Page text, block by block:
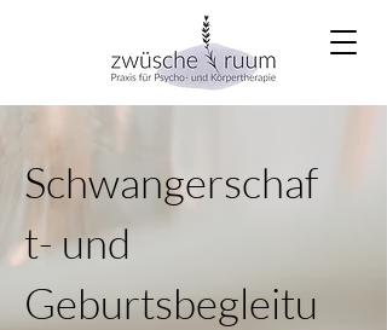
Schwangerschaf
t- und
Geburtsbegleitu